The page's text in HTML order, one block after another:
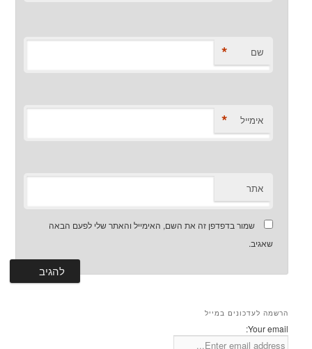
שם *
אימייל *
אתר
שמור בדפדפן זה את השם, האימייל והאתר שלי לפעם הבאה
שאגיב.
הרשמה לעדכונים במייל
Your email: